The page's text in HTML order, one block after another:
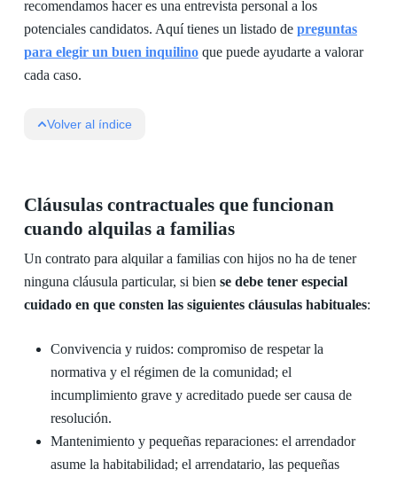
recomendamos hacer es una entrevista personal a los
potenciales candidatos. Aquí tienes un listado de preguntas
para elegir un buen inquilinoque puede ayudarte a valorar
cada caso.
Volver al índice
Cláusulas contractuales que funcionan
cuando alquilas a familias
Un contrato para alquilar a familias con hijos no ha de tener
ninguna cláusula particular, si bien se debe tener especial
cuidado en que consten las siguientes cláusulas habituales:
Convivencia y ruidos: compromiso de respetar la
normativa y el régimen de la comunidad; el
incumplimiento grave y acreditado puede ser causa de
resolución.
Mantenimiento y pequeñas reparaciones: el arrendador
asume la habitabilidad; el arrendatario, las pequeñas